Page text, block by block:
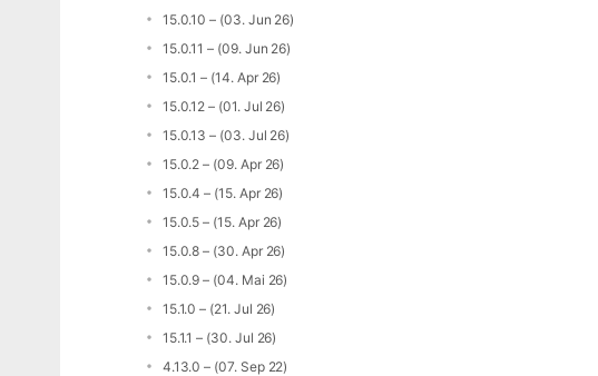
15.0.10 – (03. Jun 26)
15.0.11 – (09. Jun 26)
15.0.1 – (14. Apr 26)
15.0.12 – (01. Jul 26)
15.0.13 – (03. Jul 26)
15.0.2 – (09. Apr 26)
15.0.4 – (15. Apr 26)
15.0.5 – (15. Apr 26)
15.0.8 – (30. Apr 26)
15.0.9 – (04. Mai 26)
15.1.0 – (21. Jul 26)
15.1.1 – (30. Jul 26)
4.13.0 – (07. Sep 22)